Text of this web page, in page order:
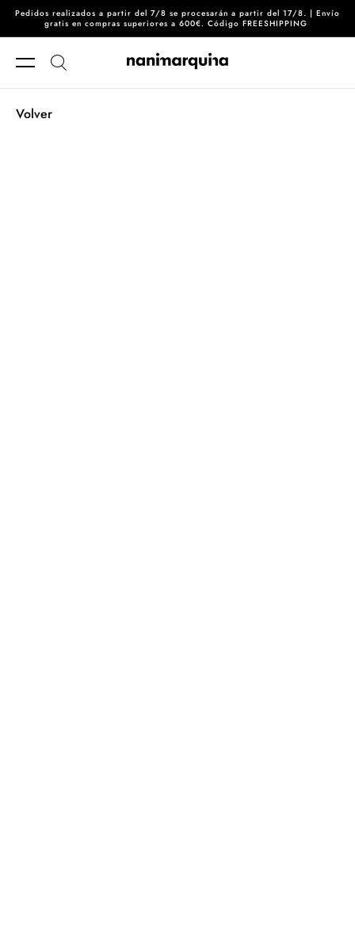
Ir directamente al contenido
Pedidos realizados a partir del 7/8 se procesarán a partir del 17/8. | Envío
gratis en compras superiores a 600€. Código FREESHIPPING
Volver